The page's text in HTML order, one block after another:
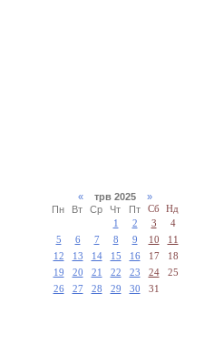
« трв 2025 »
Пн
Вт Ср Чт Пт Сб
Нд
1
2 3
4
5
6 7 8 9 10
11
12
13 14 15 16 17
18
19
20 21 22 23 24
25
26
27 28 29 30 31